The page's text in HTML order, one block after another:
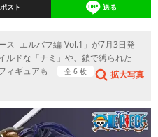
ポスト 送る
ス -エルバフ編-Vol.1」が7月3日発
ルドな「ナミ」や、鎖で縛られた
ィギュアも
全 6 枚 拡大写真